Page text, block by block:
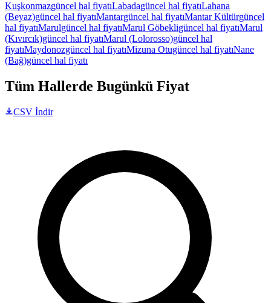
Kuşkonmazgüncel hal fiyatıLabadagüncel hal fiyatıLahana
(Beyaz)güncel hal fiyatıMantargüncel hal fiyatıMantar Kültürgüncel
hal fiyatıMarulgüncel hal fiyatıMarul Göbekligüncel hal fiyatıMarul
(Kıvırcık)güncel hal fiyatıMarul (Lolorosso)güncel hal
fiyatıMaydonozgüncel hal fiyatıMizuna Otugüncel hal fiyatıNane
(Bağ)güncel hal fiyatı
Tüm Hallerde Bugünkü Fiyat
CSV İndir